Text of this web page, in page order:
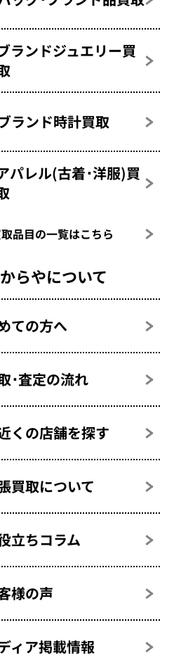
ランドジュエリー買
ランド時計買取
パレル(古着･洋服)買
品目の一覧はこちら
らやについて
ての方へ
･査定の流れ
くの店舗を探す
買取について
立ちコラム
様の声
ィア掲載情報